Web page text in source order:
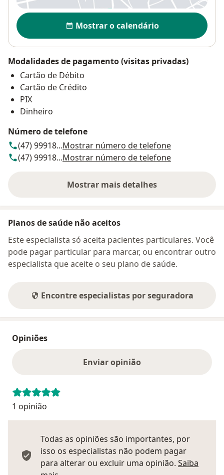
Disponibilidade
Mostrar o calendário
Modalidades de pagamento (visitas privadas)
Cartão de Débito
Cartão de Crédito
PIX
Dinheiro
Número de telefone
(47) 99918...Mostrar número de telefone
(47) 99918...Mostrar número de telefone
Mostrar mais detalhes
sobre o endereço
Planos de saúde não aceitos
Este especialista só aceita pacientes particulares. Você
pode pagar particular para marcar, ou encontrar outro
especialista que aceite o seu plano de saúde.
Encontre especialistas por seguradora
Opiniões
Enviar opinião
1 opinião
Todas as opiniões são importantes, por
isso os especialistas não podem pagar
para alterar ou excluir uma opinião. Saiba